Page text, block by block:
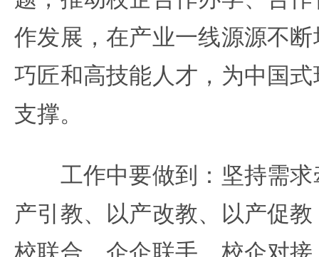
作发展，在产业一线源源不
巧匠和高技能人才，为中国
支撑。
工作中要做到：坚持需求
产引教、以产改教、以产促